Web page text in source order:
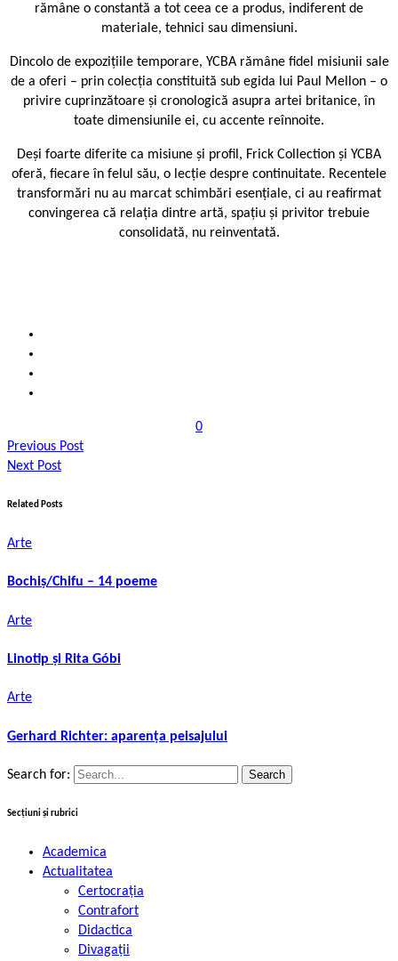
rămâne o constantă a tot ceea ce a produs, indiferent de
materiale, tehnici sau dimensiuni.
Dincolo de expozițiile temporare, YCBA rămâne fidel misiunii sale
de a oferi – prin colecția constituită sub egida lui Paul Mellon – o
privire cuprinzătoare și cronologică asupra artei britanice, în
toate dimensiunile ei, cu accente reînnoite.
Deși foarte diferite ca misiune și profil, Frick Collection și YCBA
oferă, fiecare în felul său, o lecție despre continuitate. Recentele
transformări nu au marcat schimbări esențiale, ci au reafirmat
convingerea că relația dintre artă, spațiu și privitor trebuie
consolidată, nu reinventată.
0
Previous Post
Next Post
Related Posts
Arte
Bochiș/Chifu – 14 poeme
Arte
Linotip și Rita Góbi
Arte
Gerhard Richter: aparența peisajului
Search for:
Secțiuni și rubrici
Academica
Actualitatea
Certocrația
Contrafort
Didactica
Divagații